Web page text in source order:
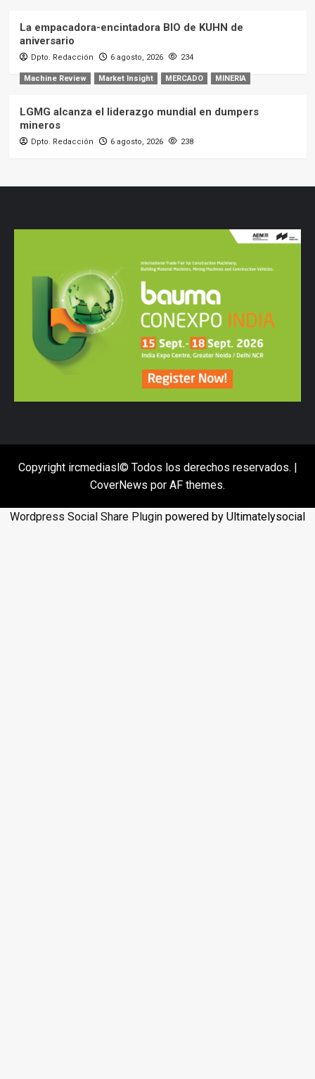
La empacadora-encintadora BIO de KUHN de
aniversario
Dpto. Redacción 6 agosto, 2026 234
Machine Review Market Insight MERCADO MINERIA
LGMG alcanza el liderazgo mundial en dumpers
mineros
Dpto. Redacción 6 agosto, 2026 238
Copyright ircmediasl© Todos los derechos reservados. |
CoverNews por AF themes.
Wordpress Social Share Plugin powered by Ultimatelysocial